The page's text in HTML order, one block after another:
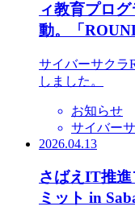
ィ教育プロ
動。「
サイバーサクラ
しました。
お知らせ
サイバー
2026.04.13
さばえIT推
ミット in